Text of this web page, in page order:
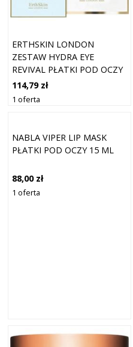
ERTHSKIN LONDON
ZESTAW HYDRA EYE
REVIVAL PŁATKI POD OCZY
1 CT DAMSKI
114,79 zł
1 oferta
NABLA VIPER LIP MASK
PŁATKI POD OCZY 15 ML
88,00 zł
1 oferta